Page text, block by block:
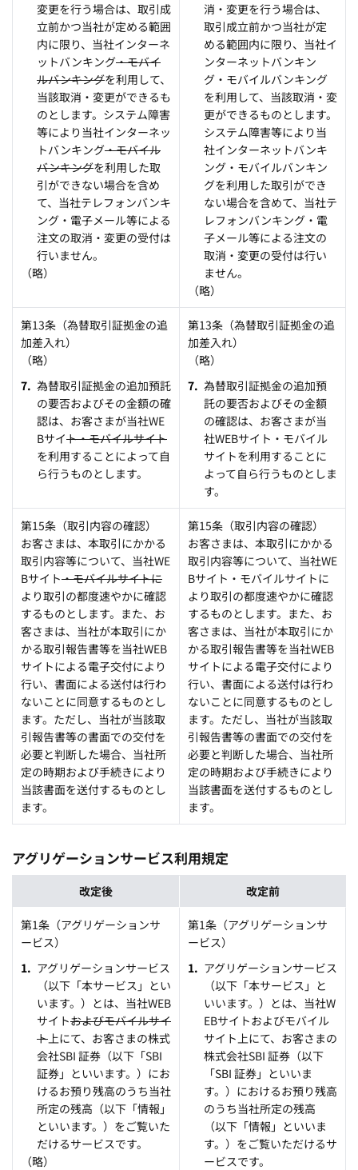
変更を行う場合は、取引成
立前かつ当社が定める範囲
内に限り、当社インターネ
ットバンキング・モバイ
ルバンキングを利用して、
当該取消・変更ができるも
のとします。システム障害
等により当社インターネッ
トバンキング・モバイル
バンキングを利用した取
引ができない場合を含め
て、当社テレフォンバンキ
ング・電子メール等による
注文の取消・変更の受付は
行いません。
（略）
消・変更を行う場合は、
取引成立前かつ当社が定
める範囲内に限り、当社イ
ンターネットバンキン
グ・モバイルバンキング
を利用して、当該取消・変
更ができるものとします。
システム障害等により当
社インターネットバンキ
ング・モバイルバンキン
グを利用した取引ができ
ない場合を含めて、当社テ
レフォンバンキング・電
子メール等による注文の
取消・変更の受付は行い
ません。
（略）
第13条（為替取引証拠金の追
加差入れ）
（略）
為替取引証拠金の追加預託
の要否およびその金額の確
認は、お客さまが当社WE
Bサイト・モバイルサイト
を利用することによって自
ら行うものとします。
第13条（為替取引証拠金の追
加差入れ）
（略）
為替取引証拠金の追加預
託の要否およびその金額
の確認は、お客さまが当
社WEBサイト・モバイル
サイトを利用することに
よって自ら行うものとしま
す。
第15条（取引内容の確認）
お客さまは、本取引にかかる
取引内容等について、当社WE
Bサイト・モバイルサイトに
より取引の都度速やかに確認
するものとします。また、お
客さまは、当社が本取引にか
かる取引報告書等を当社WEB
サイトによる電子交付により
行い、書面による送付は行わ
ないことに同意するものとし
ます。ただし、当社が当該取
引報告書等の書面での交付を
必要と判断した場合、当社所
定の時期および手続きにより
当該書面を送付するものとし
ます。
第15条（取引内容の確認）
お客さまは、本取引にかかる
取引内容等について、当社WE
Bサイト・モバイルサイトに
より取引の都度速やかに確認
するものとします。また、お
客さまは、当社が本取引にか
かる取引報告書等を当社WEB
サイトによる電子交付により
行い、書面による送付は行わ
ないことに同意するものとし
ます。ただし、当社が当該取
引報告書等の書面での交付を
必要と判断した場合、当社所
定の時期および手続きにより
当該書面を送付するものとし
ます。
アグリゲーションサービス利用規定
改定後 改定前
第1条（アグリゲーションサ
ービス）
アグリゲーションサービス
（以下「本サービス」とい
います。）とは、当社WEB
サイトおよびモバイルサイ
ト上にて、お客さまの株式
会社SBI 証券（以下「SBI
証券」といいます。）にお
けるお預り残高のうち当社
所定の残高（以下「情報」
といいます。）をご覧いた
だけるサービスです。
（略）
第1条（アグリゲーションサ
ービス）
アグリゲーションサービス
（以下「本サービス」と
いいます。）とは、当社W
EBサイトおよびモバイル
サイト上にて、お客さまの
株式会社SBI 証券（以下
「SBI 証券」といいま
す。）におけるお預り残高
のうち当社所定の残高
（以下「情報」といいま
す。）をご覧いただけるサ
ービスです。